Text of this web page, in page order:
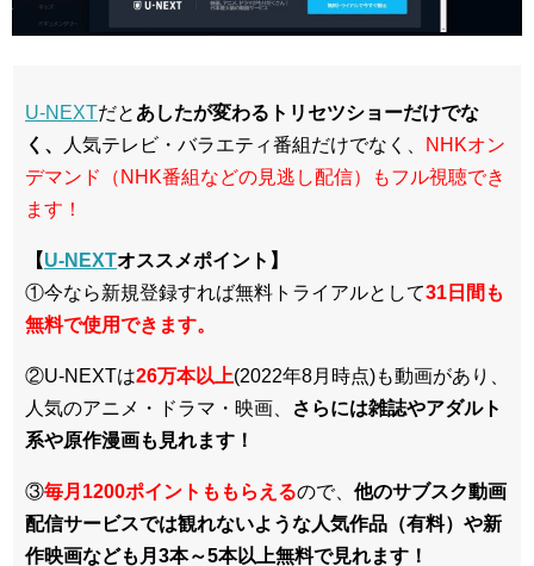
U-NEXTだと あしたが変わるトリセツショーだけでな
く、
人気テレビ・バラエティ番組だけでなく、
NHKオン
デマンド（NHK番組などの見逃し配信）もフル視聴でき
ます！
【U-NEXTオススメポイント】
①今なら新規登録すれば無料トライアルとして31日間も
無料で使用できます。
②U-NEXTは26万本以上(2022年8月時点)も動画があり、
人気のアニメ・ドラマ・映画、
さらには雑誌やアダルト
系や原作漫画も見れます！
③毎月1200ポイントももらえるので、 他のサブスク動画
配信サービスでは観れないような人気作品（有料）や新
作映画なども月3本～5本以上無料で見れます！